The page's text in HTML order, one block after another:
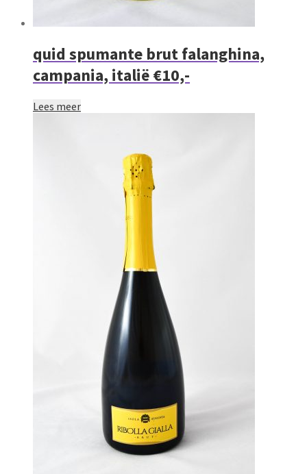
quid spumante brut falanghina,
campania, italië €10,-
Lees meer